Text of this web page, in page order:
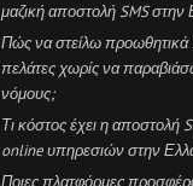
μαζική αποστολή SMS στην
Πώς να στείλω προωθητικά
πελάτες χωρίς να
νόμους;
Τι κόστος έχει η αποστολή
online υπηρεσιών στην
Ποιες πλατφόρμες